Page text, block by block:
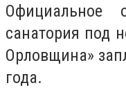
Официальное
санатория под
Орловщина»
года.